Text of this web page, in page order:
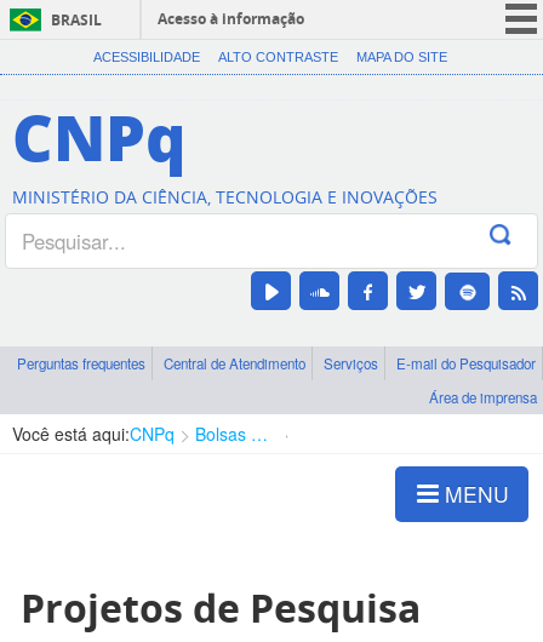
BRASIL
Acesso à informação
CORONAVÍRUS (COVID-19)
Canais
ACESSIBILIDADE ALTO CONTRASTE MAPA DO SITE
CNPq
MINISTÉRIO DA CIÊNCIA, TECNOLOGIA E INOVAÇÕES
Perguntas frequentes Central de Atendimento Serviços
E-mail do Pesquisador
Área de imprensa
Você está aqui:CNPq Bolsas e Auxílios Vigentes
MENU
Projetos de Pesquisa